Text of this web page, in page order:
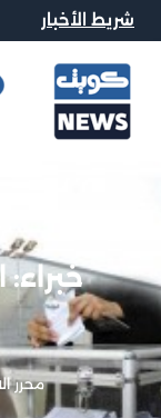
الأخبار
محرر الاخبار|3 ديسمبر, 2012